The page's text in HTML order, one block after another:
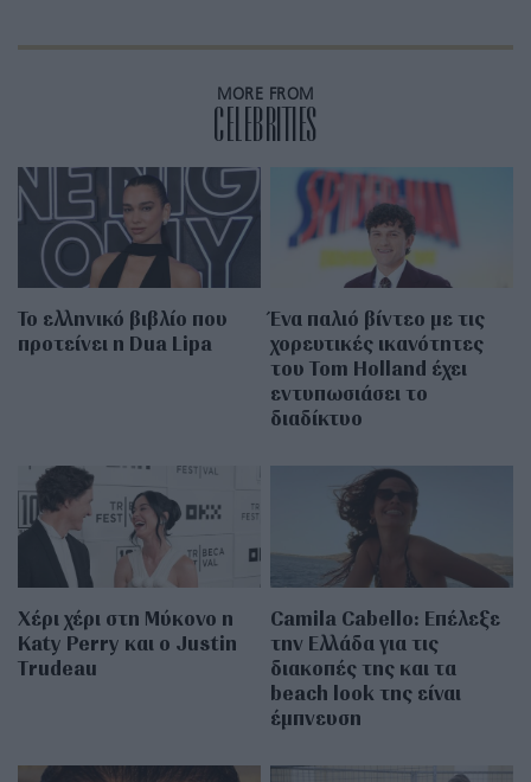
MORE FROM
CELEBRITIES
Το ελληνικό βιβλίο που
προτείνει η Dua Lipa
Ένα παλιό βίντεο με τις
χορευτικές ικανότητες
του Tom Holland έχει
εντυπωσιάσει το
διαδίκτυο
Χέρι χέρι στη Μύκονο η
Katy Perry και ο Justin
Trudeau
Camila Cabello: Επέλεξε
την Ελλάδα για τις
διακοπές της και τα
beach look της είναι
έμπνευση